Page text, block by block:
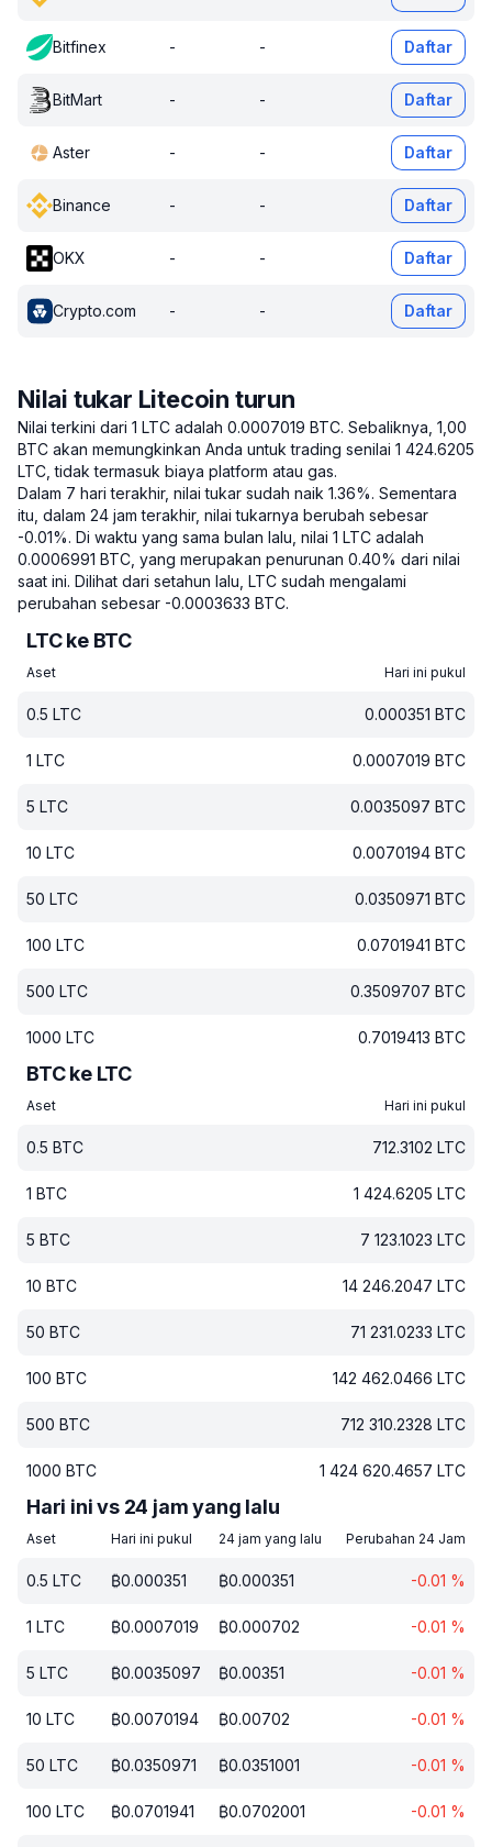
Bitfinex - - Daftar
BitMart - - Daftar
Aster - - Daftar
Binance - - Daftar
OKX - - Daftar
Crypto.com - - Daftar
Nilai tukar Litecoin turun
Nilai terkini dari 1 LTC adalah 0.0007019 BTC. Sebaliknya, 1,00
BTC akan memungkinkan Anda untuk trading senilai 1 424.6205
LTC, tidak termasuk biaya platform atau gas.
Dalam 7 hari terakhir, nilai tukar sudah naik 1.36%. Sementara
itu, dalam 24 jam terakhir, nilai tukarnya berubah sebesar
-0.01%. Di waktu yang sama bulan lalu, nilai 1 LTC adalah
0.0006991 BTC, yang merupakan penurunan 0.40% dari nilai
saat ini. Dilihat dari setahun lalu, LTC sudah mengalami
perubahan sebesar -0.0003633 BTC.
LTC ke BTC
Aset Hari ini pukul
0.5 LTC 0.000351 BTC
1 LTC 0.0007019 BTC
5 LTC 0.0035097 BTC
10 LTC 0.0070194 BTC
50 LTC 0.0350971 BTC
100 LTC 0.0701941 BTC
500 LTC 0.3509707 BTC
1000 LTC 0.7019413 BTC
BTC ke LTC
Aset Hari ini pukul
0.5 BTC 712.3102 LTC
1 BTC 1 424.6205 LTC
5 BTC 7 123.1023 LTC
10 BTC 14 246.2047 LTC
50 BTC 71 231.0233 LTC
100 BTC 142 462.0466 LTC
500 BTC 712 310.2328 LTC
1000 BTC 1 424 620.4657 LTC
Hari ini vs 24 jam yang lalu
Aset Hari ini pukul 24 jam yang lalu Perubahan 24 Jam
0.5 LTC ₿0.000351 ₿0.000351 -0.01 %
1 LTC ₿0.0007019 ₿0.000702 -0.01 %
5 LTC ₿0.0035097 ₿0.00351 -0.01 %
10 LTC ₿0.0070194 ₿0.00702 -0.01 %
50 LTC ₿0.0350971 ₿0.0351001 -0.01 %
100 LTC ₿0.0701941 ₿0.0702001 -0.01 %